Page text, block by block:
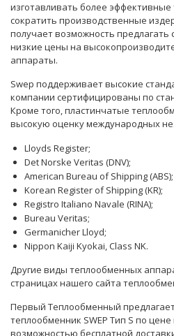
изготавливать более
сократить производственные
получает возможность предлагать
низкие цены на
аппараты.
Swep поддерживает высокие
компании сертифицированы по
Кроме того, пластинчатые
высокую оценку международных
Lloyds Register;
Det Norske Veritas (DNV);
American Bureau of Shipping (ABS);
Korean Register of Shipping (KR);
Registro Italiano Navale (RINA);
Bureau Veritas;
Germanicher Lloyd;
Nippon Kaiji Kyokai, Class NK.
Другие виды теплообменных
страницах нашего сайта
Первый Теплообменный
теплообменник SWEP Тип S по
возможностью бесплатной